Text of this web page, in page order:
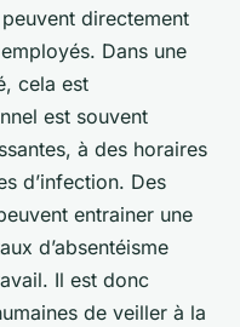
directement
Dans une
cela est
est souvent
à des horaires
d’infection. Des
entrainer une
d’absentéisme
Il est donc
de veiller à la